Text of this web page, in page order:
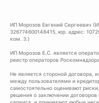
ИП Морозов Евгений Сергеевич
326774600148415, юр. адрес:
ком. 3.)
ИП Морозов Е.С. является
реестр операторов
Не является стороной договора,
между пользователями и
самостоятельно оценивают
решения о заключении